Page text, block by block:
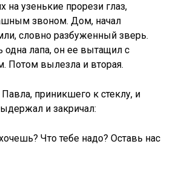
на узенькие прорези глаз,
звоном. Дом, начал
словно разбуженный зверь.
одна лапа, он ее вытащил с
Потом вылезла и вторая.
приникшего к стеклу, и
и закричал:
Что тебе надо? Оставь нас